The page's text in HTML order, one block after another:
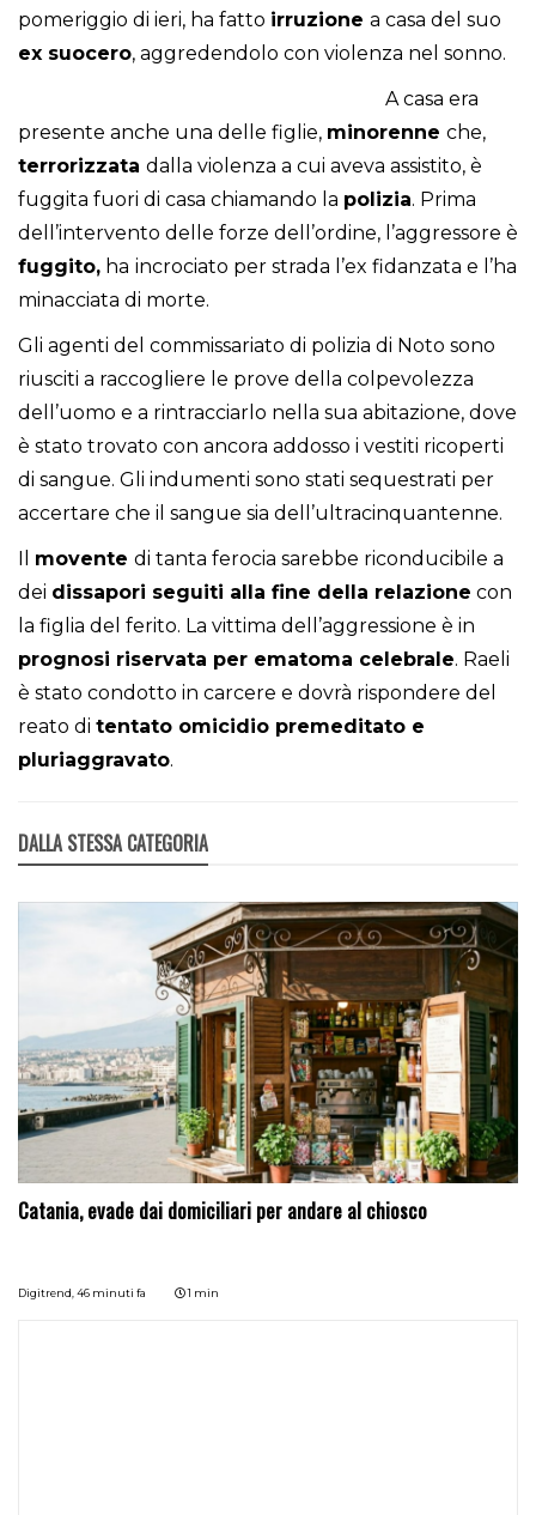
pomeriggio di ieri, ha fatto irruzione a casa del suo
ex suocero, aggredendolo con violenza nel sonno.
A casa era
presente anche una delle figlie, minorenne che,
terrorizzata dalla violenza a cui aveva assistito, è
fuggita fuori di casa chiamando la polizia. Prima
dell’intervento delle forze dell’ordine, l’aggressore è
fuggito, ha incrociato per strada l’ex fidanzata e l’ha
minacciata di morte.
Gli agenti del commissariato di polizia di Noto sono
riusciti a raccogliere le prove della colpevolezza
dell’uomo e a rintracciarlo nella sua abitazione, dove
è stato trovato con ancora addosso i vestiti ricoperti
di sangue. Gli indumenti sono stati sequestrati per
accertare che il sangue sia dell’ultracinquantenne.
Il movente di tanta ferocia sarebbe riconducibile a
dei dissapori seguiti alla fine della relazione con
la figlia del ferito. La vittima dell’aggressione è in
prognosi riservata per ematoma celebrale. Raeli
è stato condotto in carcere e dovrà rispondere del
reato di tentato omicidio premeditato e
pluriaggravato.
DALLA STESSA CATEGORIA
Catania, evade dai domiciliari per andare al chiosco
Digitrend,46 minuti fa 1 min